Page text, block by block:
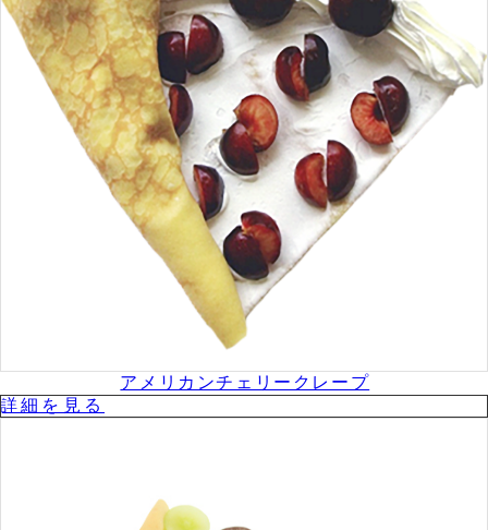
アメリカンチェリークレープ
詳細を⾒る